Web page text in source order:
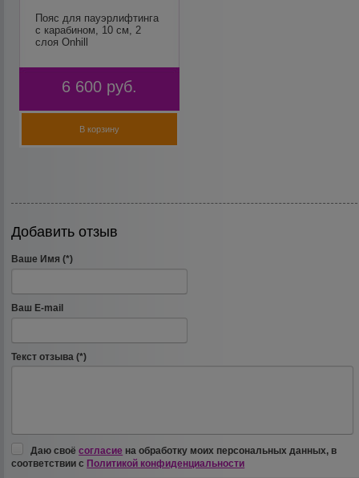
Пояс для пауэрлифтинга
с карабином, 10 см, 2
слоя Onhill
6 600 руб.
В корзину
Добавить отзыв
Ваше Имя (*)
Ваш E-mail
Текст отзыва (*)
Даю своёсогласие на обработку моих персональных данных, в
соответствии с Политикой конфиденциальности